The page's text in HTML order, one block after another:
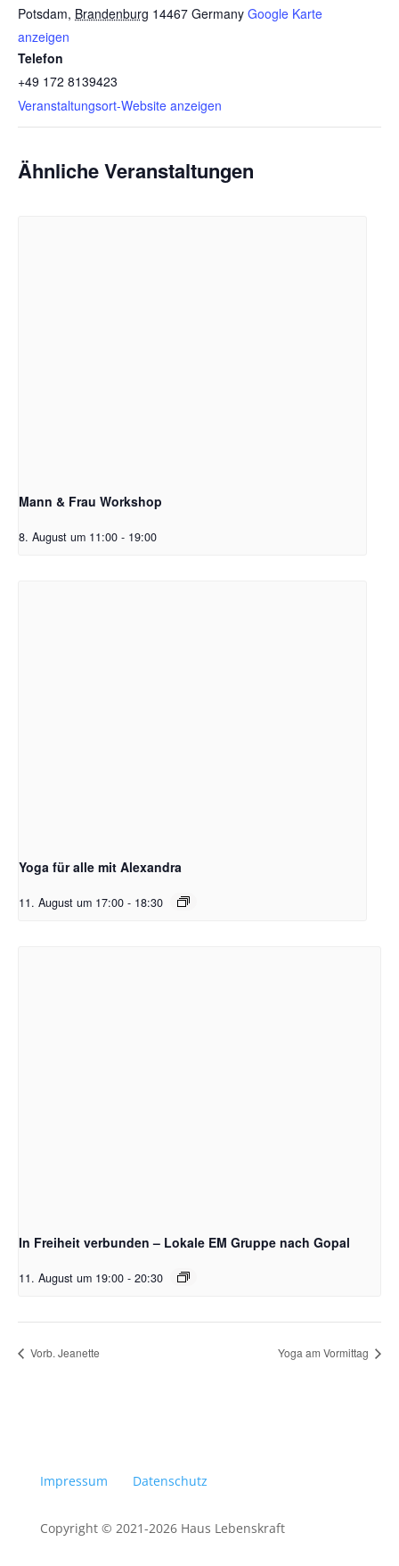
Potsdam, Brandenburg 14467 Germany Google Karte
anzeigen
Telefon
+49 172 8139423
Veranstaltungsort-Website anzeigen
Ähnliche Veranstaltungen
Mann & Frau Workshop
8. August um 11:00 - 19:00
Yoga für alle mit Alexandra
11. August um 17:00 - 18:30
In Freiheit verbunden – Lokale EM Gruppe nach Gopal
11. August um 19:00 - 20:30
Vorb. Jeanette Yoga am Vormittag
Impressum Datenschutz
Copyright © 2021-2026 Haus Lebenskraft